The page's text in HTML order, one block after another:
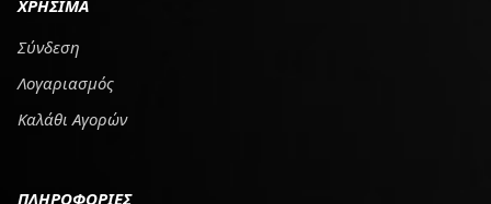
ΧΡΗΣΙΜΑ
Σύνδεση
Λογαριασμός
Καλάθι Αγορών
ΠΛΗΡΟΦΟΡΙΕΣ